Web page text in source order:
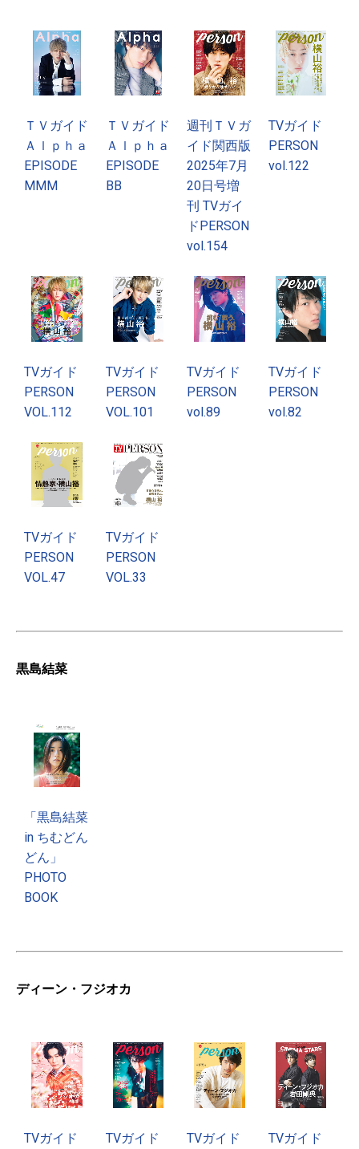
ＴＶガイド
Ａｌｐｈａ
EPISODE
MMM
ＴＶガイド
Ａｌｐｈａ
EPISODE
BB
週刊ＴＶガ
イド関西版
2025年7月
20日号増
刊 TVガイ
ドPERSON
vol.154
TVガイド
PERSON
vol.122
TVガイド
PERSON
VOL.112
TVガイド
PERSON
VOL.101
TVガイド
PERSON
vol.89
TVガイド
PERSON
vol.82
TVガイド
PERSON
VOL.47
TVガイド
PERSON
VOL.33
黒島結菜
「黒島結菜
in ちむどん
どん」
PHOTO
BOOK
ディーン・フジオカ
TVガイド
TVガイド
TVガイド
TVガイド